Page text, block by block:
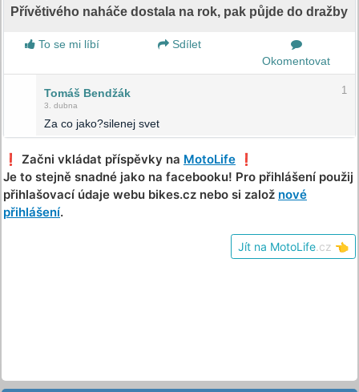
Přívětivého naháče dostala na rok, pak půjde do dražby
To se mi líbí
Sdílet
Okomentovat
Tomáš Bendžák
3. dubna
1
Za co jako?silenej svet
❗️ Začni vkládat příspěvky na MotoLife ❗️
Je to stejně snadné jako na facebooku! Pro přihlášení použij
přihlašovací údaje webu bikes.cz nebo si založ nové
přihlášení.
Jít na MotoLife .cz 👈